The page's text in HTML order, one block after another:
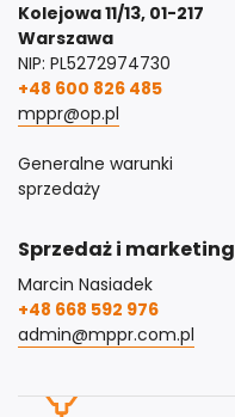
Kolejowa 11/13, 01-217
Warszawa
NIP: PL5272974730
+48 600 826 485
mppr@op.pl
Generalne warunki
sprzedaży
Sprzedaż i marketing
Marcin Nasiadek
+48 668 592 976
admin@mppr.com.pl